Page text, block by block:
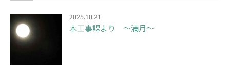
2025.10.21
木工事課より ～満月～